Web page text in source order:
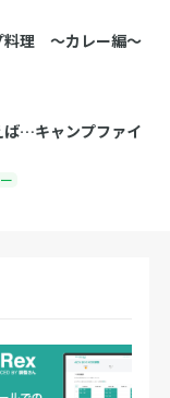
料理 〜カレー編〜
ば…キャンプファイ